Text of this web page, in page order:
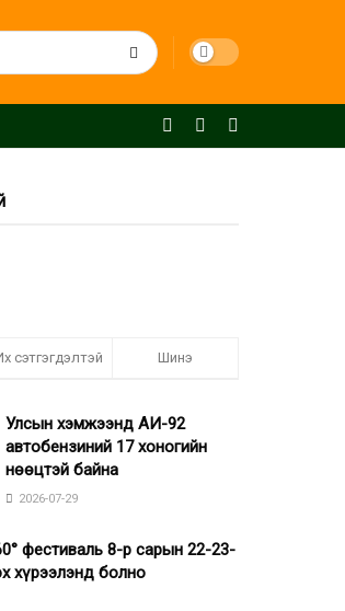
сэтгэгдэлтэй Шинэ
Улсын хэмжээнд АИ-92
автобензиний 17 хоногийн
нөөцтэй байна
2026-07-29
фестиваль 8-р сарын 22-23-
хүрээлэнд болно